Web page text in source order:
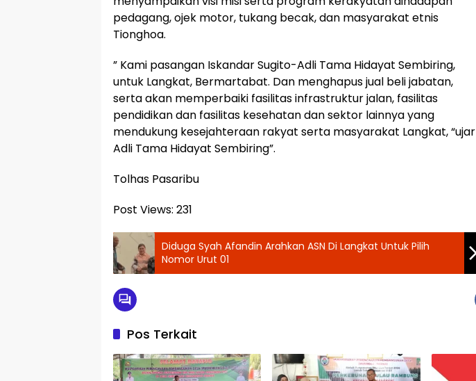
pedagang, ojek motor, tukang becak, dan masyarakat etnis
Tionghoa.
” Kami pasangan Iskandar Sugito-Adli Tama Hidayat Sembiring,
untuk Langkat, Bermartabat. Dan menghapus jual beli jabatan,
serta akan memperbaiki fasilitas infrastruktur jalan, fasilitas
pendidikan dan fasilitas kesehatan dan sektor lainnya yang
mendukung kesejahteraan rakyat serta masyarakat Langkat, “ujar
Adli Tama Hidayat Sembiring”.
Tolhas Pasaribu
Post Views: 231
Diduga Syah Afandin Arahkan ASN Di Langkat Untuk Pilih
Nomor Urut 01
Pos Terkait